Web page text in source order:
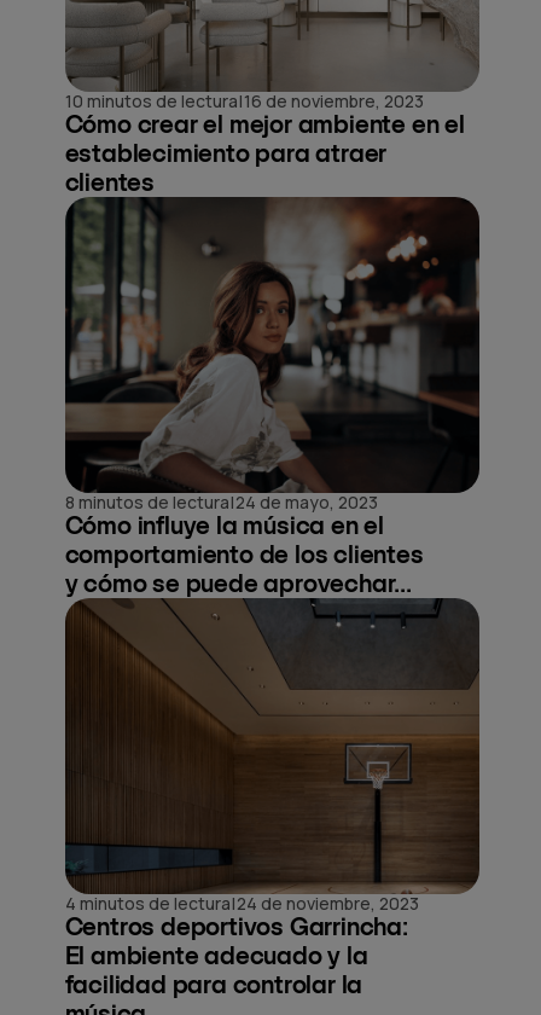
10 minutos de lectura|16 de noviembre, 2023
Cómo crear el mejor ambiente en el
establecimiento para atraer
clientes
8 minutos de lectura|24 de mayo, 2023
Cómo influye la música en el
comportamiento de los clientes
y cómo se puede aprovechar...
4 minutos de lectura|24 de noviembre, 2023
Centros deportivos Garrincha:
El ambiente adecuado y la
facilidad para controlar la